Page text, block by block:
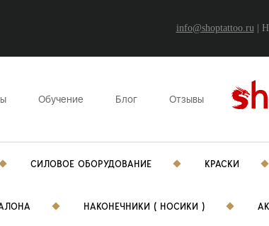
info@shoptattoo.ru|
Обучение Блог Отзывы
СИЛОВОЕ ОБОРУДОВАНИЕ КРАСКИ
НАКОНЕЧНИКИ ( НОСИКИ )